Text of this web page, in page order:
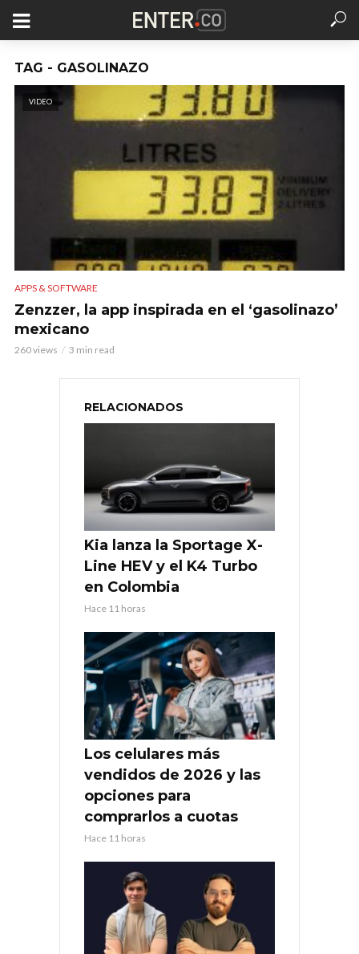
TAG - GASOLINAZO
VIDEO
APPS & SOFTWARE
Zenzzer, la app inspirada en el ‘gasolinazo’
mexicano
260 views 3 min read
RELACIONADOS
Kia lanza la Sportage X-
Line HEV y el K4 Turbo
en Colombia
Hace 11 horas
Los celulares más
vendidos de 2026 y las
opciones para
comprarlos a cuotas
Hace 11 horas